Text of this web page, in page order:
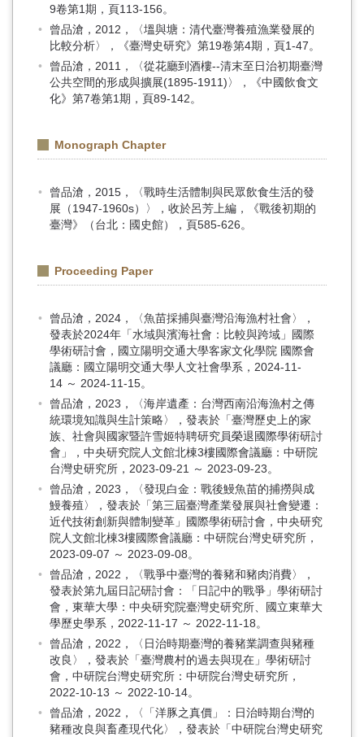
9卷第1期，頁113-156。
曾品滄，2012，〈塭與塘：清代臺灣養殖漁業發展的
比較分析〉，《臺灣史研究》第19卷第4期，頁1-47。
曾品滄，2011，〈從花廳到酒樓--清末至日治初期臺灣
公共空間的形成與擴展(1895-1911)〉，《中國飲食文
化》第7卷第1期，頁89-142。
Monograph Chapter
曾品滄，2015，〈戰時生活體制與民眾飲食生活的發
展（1947-1960s）〉，收於呂芳上編，《戰後初期的
臺灣》（台北：國史館），頁585-626。
Proceeding Paper
曾品滄，2024，〈魚苗採捕與臺灣沿海漁村社會〉，
發表於2024年「水域與濱海社會：比較與跨域」國際
學術研討會，國立陽明交通大學客家文化學院 國際會
議廳：國立陽明交通大學人文社會學系，2024-11-
14 ～ 2024-11-15。
曾品滄，2023，〈海岸遺產：台灣西南沿海漁村之傳
統環境知識與生計策略〉，發表於「臺灣歷史上的家
族、社會與國家暨許雪姬特聘研究員榮退國際學術研討
會」，中央研究院人文館北棟3樓國際會議廳：中研院
台灣史研究所，2023-09-21 ～ 2023-09-23。
曾品滄，2023，〈發現白金：戰後鰻魚苗的捕撈與成
鰻養殖〉，發表於「第三屆臺灣產業發展與社會變遷：
近代技術創新與體制變革」國際學術研討會，中央研究
院人文館北棟3樓國際會議廳：中研院台灣史研究所，
2023-09-07 ～ 2023-09-08。
曾品滄，2022，〈戰爭中臺灣的養豬和豬肉消費〉，
發表於第九屆日記研討會：「日記中的戰爭」學術研討
會，東華大學：中央研究院臺灣史研究所、國立東華大
學歷史學系，2022-11-17 ～ 2022-11-18。
曾品滄，2022，〈日治時期臺灣的養豬業調查與豬種
改良〉，發表於「臺灣農村的過去與現在」學術研討
會，中研院台灣史研究所：中研院台灣史研究所，
2022-10-13 ～ 2022-10-14。
曾品滄，2022，〈「洋豚之真價」：日治時期台灣的
豬種改良與畜產現代化〉，發表於「中研院台灣史研究